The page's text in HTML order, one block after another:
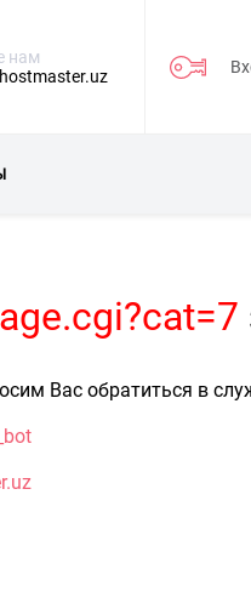
нам
Вас обратиться в